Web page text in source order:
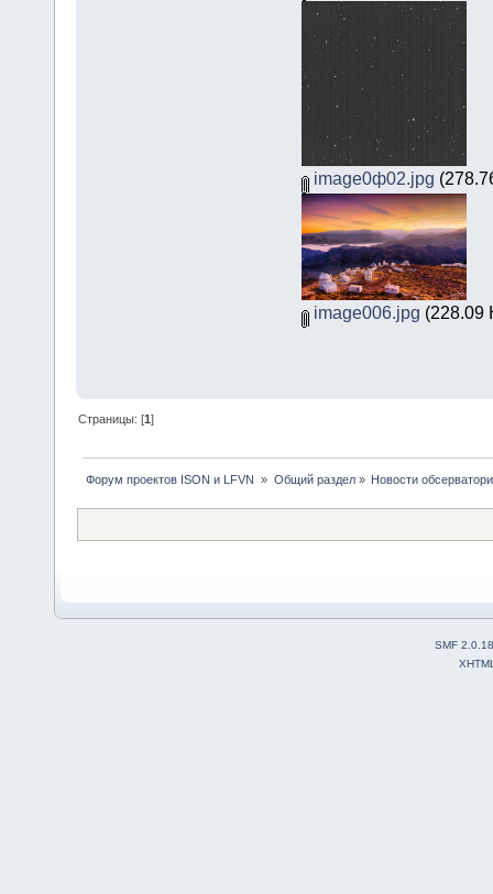
image0ф02.jpg
image006.jpg (228.09
Страницы: [1]
Форум проектов ISON и LFVN » Общий раздел» Новости
SMF 2.0.18